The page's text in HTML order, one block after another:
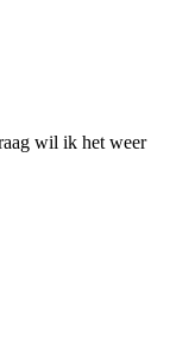
wil ik het weer